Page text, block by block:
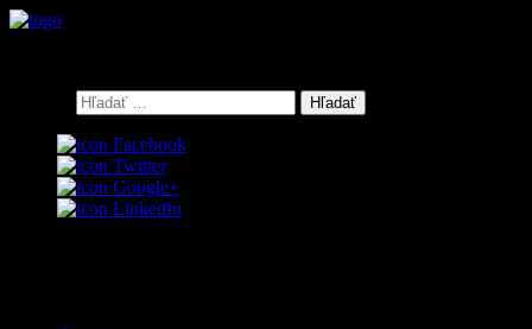
Facebook
Twitter
Google+
LinkedIn